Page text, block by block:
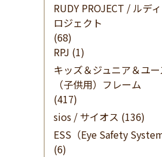
RUDY PROJECT / ルデ
ロジェクト
(68)
RPJ (1)
キッズ＆ジュニア＆ユー
（子供用）フレーム
(417)
sios / サイオス (136)
ESS（Eye Safety
(6)